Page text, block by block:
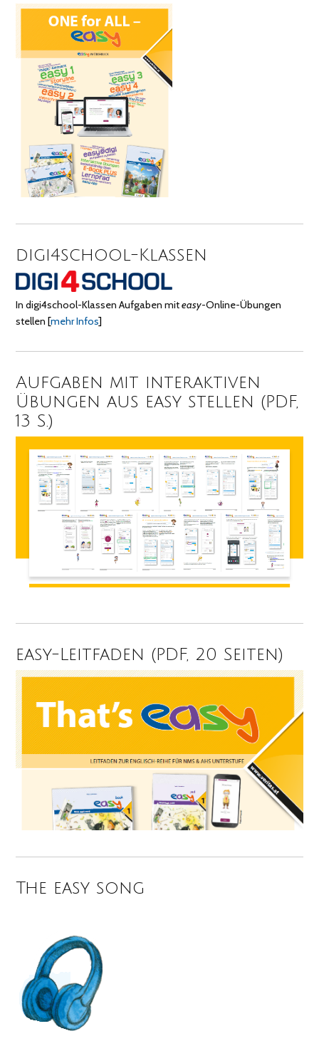
digi4school-Klassen
In digi4school-Klassen Aufgaben miteasy-Online-Übungen
stellen[mehr Infos]
Aufgaben mit interaktiven
Übungen aus easy stellen (PDF,
13 S.)
easy-Leitfaden (PDF, 20 Seiten)
The easy song